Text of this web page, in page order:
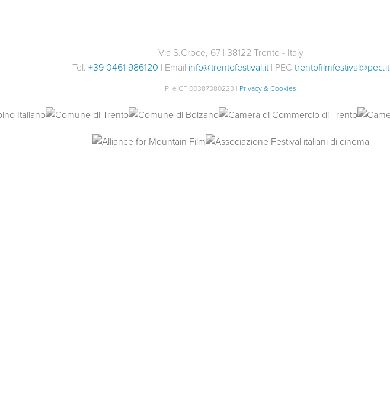
Via S.Croce, 67 | 38122 Trento - Italy
Tel. +39 0461 986120 | Email info@trentofestival.it| PEC trentofilmfestival@pec.it
PI e CF 00387380223 | Privacy & Cookies